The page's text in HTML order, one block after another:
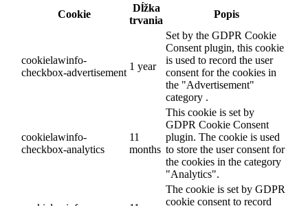
Cookie
Dĺžka
trvania
Popis
cookielawinfo-
checkbox-advertisement
1 year
Set by the GDPR Cookie
Consent plugin, this cookie
is used to record the user
consent for the cookies in
the "Advertisement"
category .
cookielawinfo-
checkbox-analytics
11
months
This cookie is set by
GDPR Cookie Consent
plugin. The cookie is used
to store the user consent for
the cookies in the category
"Analytics".
The cookie is set by GDPR
cookie consent to record